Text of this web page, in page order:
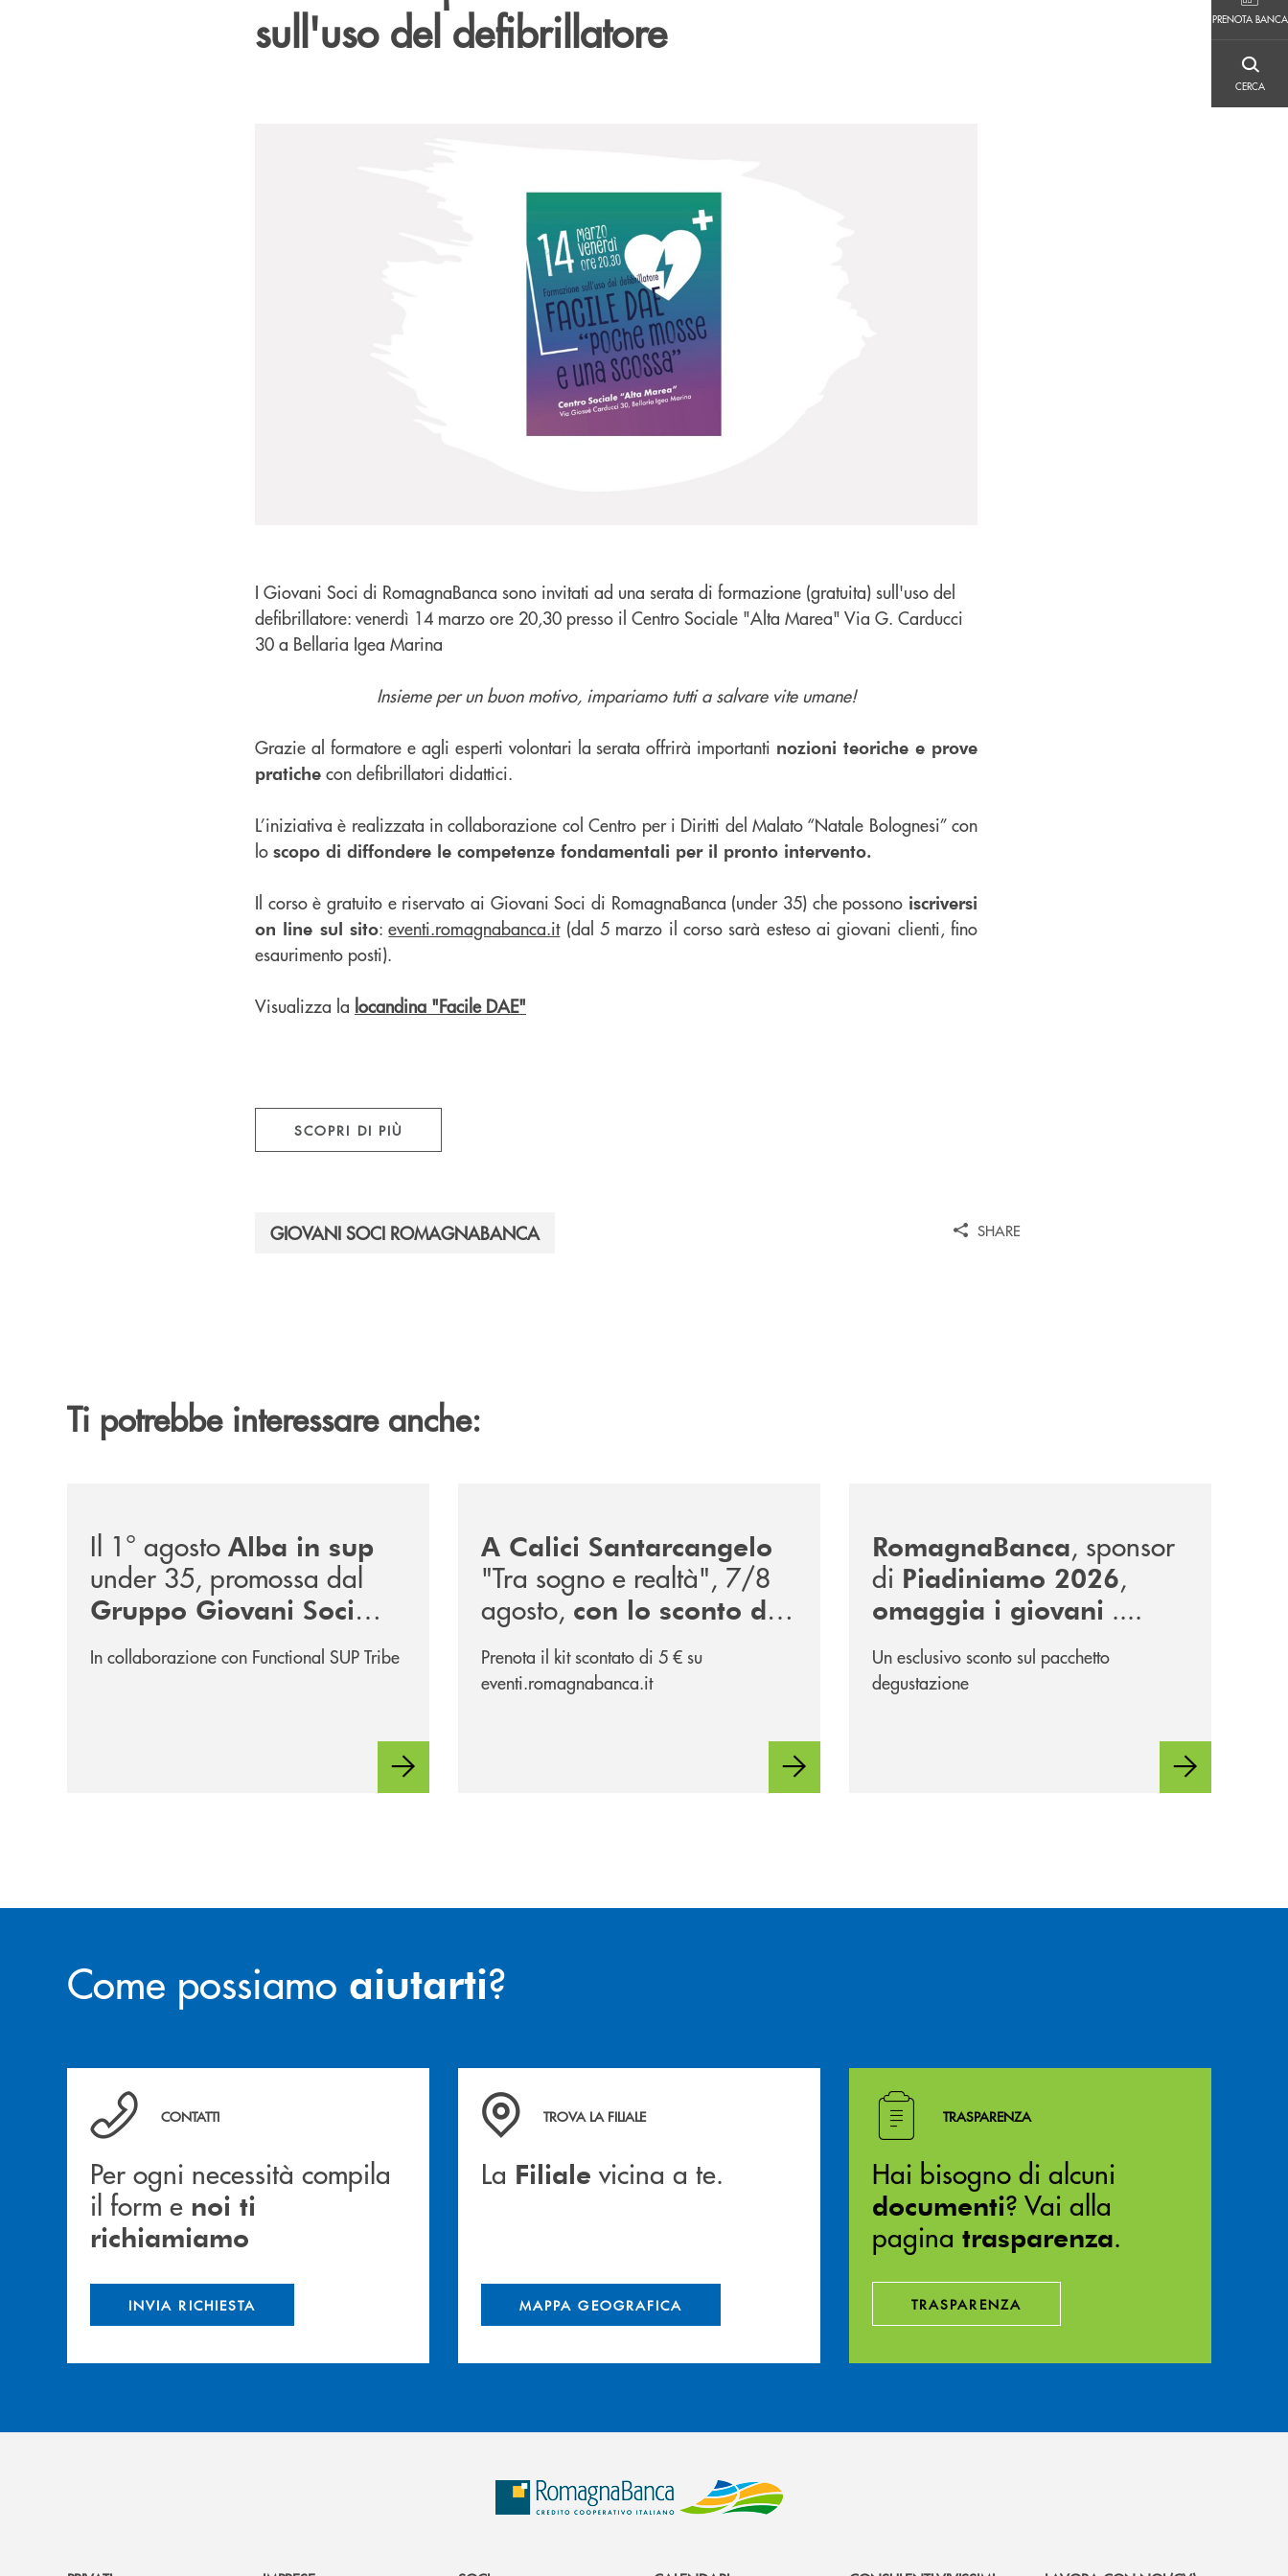
PRENOTA BANCA
CERCA
sull'uso del defibrillatore
I Giovani Soci di RomagnaBanca sono invitati ad una serata di formazione (gratuita) sull'uso del
defibrillatore: venerdì 14 marzo ore 20,30 presso il Centro Sociale "Alta Marea" Via G. Carducci
30 a Bellaria Igea Marina
Insieme per un buon motivo, impariamo tutti a salvare vite umane!
Grazie al formatore e agli esperti volontari la serata offrirà importanti nozioni teoriche e prove
pratiche con defibrillatori didattici.
L’iniziativa è realizzata in collaborazione col Centro per i Diritti del Malato “Natale Bolognesi” con
lo scopo di diffondere le competenze fondamentali per il pronto intervento.
Il corso è gratuito e riservato ai Giovani Soci di RomagnaBanca (under 35) che possono iscriversi
on line sul sito:eventi.romagnabanca.it(dal 5 marzo il corso sarà esteso ai giovani clienti, fino
esaurimento posti).
Visualizza la locandina "Facile DAE"
SCOPRI DI PIÙ
GIOVANI SOCI ROMAGNABANCA SHARE
Ti potrebbe interessare anche:
Il 1° agosto Alba in sup
under 35, promossa dal
Gruppo Giovani Soci
RomagnaBanca
In collaborazione con Functional SUP Tribe
A Calici Santarcangelo
"Tra sogno e realtà", 7/8
agosto,con lo sconto di
RomagnaBanca
dell'evento
Prenota il kit scontato di 5 € su
eventi.romagnabanca.it
RomagnaBanca, sponsor
di Piadiniamo 2026,
omaggia i giovani ....
Un esclusivo sconto sul pacchetto
degustazione
Come possiamo aiutarti?
Per ogni necessità compila il form e noi ti richiamiamo
CONTATTI
Per ogni necessità compila
il form e noi ti
richiamiamo
INVIA RICHIESTA
La&nbsp; Filiale &nbsp;vicina a te. &nbsp;
TROVA LA FILIALE
La Filiale vicina a te.
MAPPA GEOGRAFICA
Hai bisogno di alcuni documenti ? Vai alla pagina
TRASPARENZA
Hai bisogno di alcuni
documenti? Vai alla
pagina trasparenza.
TRASPARENZA